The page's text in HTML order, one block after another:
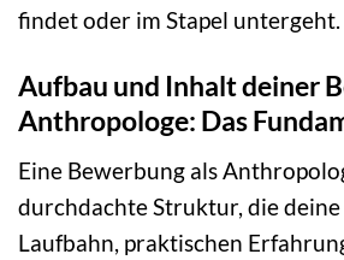
findet oder im Stapel untergeht.
Aufbau und Inhalt deiner
Anthropologe: Das
Eine Bewerbung als
durchdachte Struktur, die
Laufbahn, praktischen